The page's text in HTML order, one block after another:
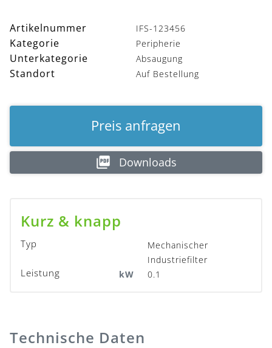
Artikelnummer IFS-123456
Kategorie Peripherie
Unterkategorie Absaugung
Standort Auf Bestellung
Preis anfragen
Downloads
Kurz & knapp
Typ
Mechanischer
Industriefilter
Leistung kW 0.1
Technische Daten